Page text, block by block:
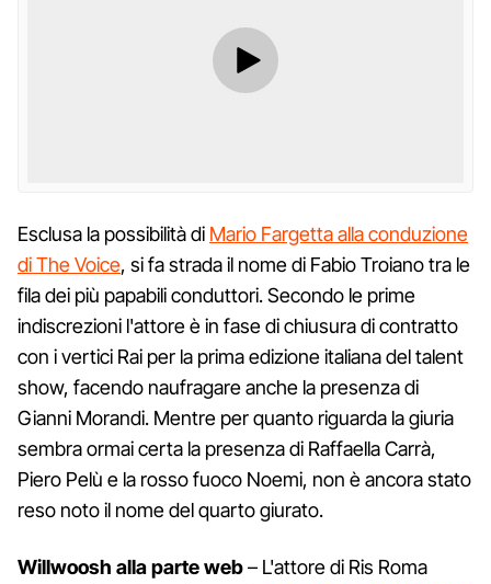
Esclusa la possibilità di Mario Fargetta alla conduzione
di The Voice, si fa strada il nome di Fabio Troiano tra le
fila dei più papabili conduttori. Secondo le prime
indiscrezioni l'attore è in fase di chiusura di contratto
con i vertici Rai per la prima edizione italiana del talent
show, facendo naufragare anche la presenza di
Gianni Morandi. Mentre per quanto riguarda la giuria
sembra ormai certa la presenza di Raffaella Carrà,
Piero Pelù e la rosso fuoco Noemi, non è ancora stato
reso noto il nome del quarto giurato.
Willwoosh alla parte web– L'attore di Ris Roma